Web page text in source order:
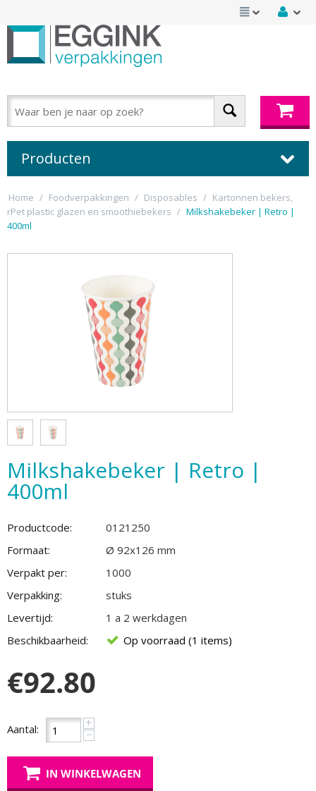
Producten
Home / Foodverpakkingen / Disposables / Kartonnen bekers,
rPet plastic glazen en smoothiebekers / Milkshakebeker | Retro |
400ml
Milkshakebeker | Retro |
400ml
Productcode:
0121250
Formaat:
Ø 92x126 mm
Verpakt per:
1000
Verpakking:
stuks
Levertijd:
1 a 2 werkdagen
Beschikbaarheid:
Op voorraad (1 items)
€92.80
Aantal: +
−
IN WINKELWAGEN